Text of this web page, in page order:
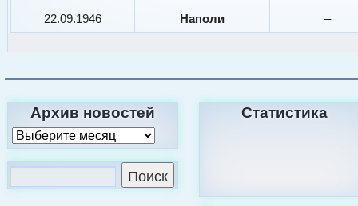
22.09.1946
Наполи –
Архив новостей Статистика